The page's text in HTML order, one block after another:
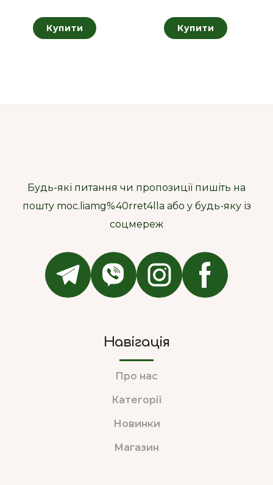
Купити Купити
Будь-які питання чи пропозиції пишіть на
пошту moc.liamg%40rret4lla або у будь-яку із
соцмереж
Навігація
Про нас
Категорії
Новинки
Магазин